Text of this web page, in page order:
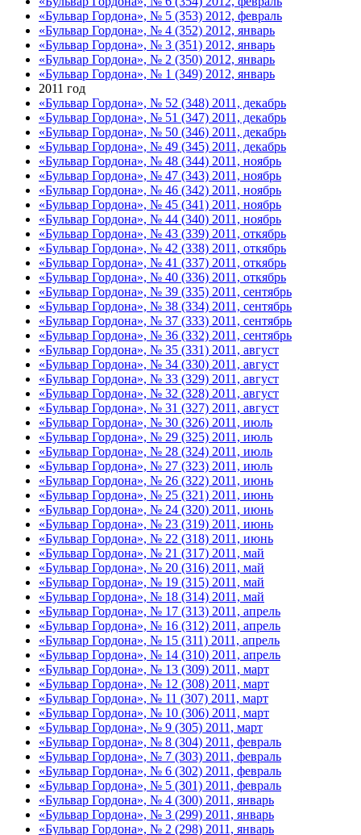
«Бульвар Гордона», № 5 (353) 2012, февраль
«Бульвар Гордона», № 4 (352) 2012, январь
«Бульвар Гордона», № 3 (351) 2012, январь
«Бульвар Гордона», № 2 (350) 2012, январь
«Бульвар Гордона», № 1 (349) 2012, январь
2011 год
«Бульвар Гордона», № 52 (348) 2011, декабрь
«Бульвар Гордона», № 51 (347) 2011, декабрь
«Бульвар Гордона», № 50 (346) 2011, декабрь
«Бульвар Гордона», № 49 (345) 2011, декабрь
«Бульвар Гордона», № 48 (344) 2011, ноябрь
«Бульвар Гордона», № 47 (343) 2011, ноябрь
«Бульвар Гордона», № 46 (342) 2011, ноябрь
«Бульвар Гордона», № 45 (341) 2011, ноябрь
«Бульвар Гордона», № 44 (340) 2011, ноябрь
«Бульвар Гордона», № 43 (339) 2011, откябрь
«Бульвар Гордона», № 42 (338) 2011, откябрь
«Бульвар Гордона», № 41 (337) 2011, откябрь
«Бульвар Гордона», № 40 (336) 2011, откябрь
«Бульвар Гордона», № 39 (335) 2011, сентябрь
«Бульвар Гордона», № 38 (334) 2011, сентябрь
«Бульвар Гордона», № 37 (333) 2011, сентябрь
«Бульвар Гордона», № 36 (332) 2011, сентябрь
«Бульвар Гордона», № 35 (331) 2011, август
«Бульвар Гордона», № 34 (330) 2011, август
«Бульвар Гордона», № 33 (329) 2011, август
«Бульвар Гордона», № 32 (328) 2011, август
«Бульвар Гордона», № 31 (327) 2011, август
«Бульвар Гордона», № 30 (326) 2011, июль
«Бульвар Гордона», № 29 (325) 2011, июль
«Бульвар Гордона», № 28 (324) 2011, июль
«Бульвар Гордона», № 27 (323) 2011, июль
«Бульвар Гордона», № 26 (322) 2011, июнь
«Бульвар Гордона», № 25 (321) 2011, июнь
«Бульвар Гордона», № 24 (320) 2011, июнь
«Бульвар Гордона», № 23 (319) 2011, июнь
«Бульвар Гордона», № 22 (318) 2011, июнь
«Бульвар Гордона», № 21 (317) 2011, май
«Бульвар Гордона», № 20 (316) 2011, май
«Бульвар Гордона», № 19 (315) 2011, май
«Бульвар Гордона», № 18 (314) 2011, май
«Бульвар Гордона», № 17 (313) 2011, апрель
«Бульвар Гордона», № 16 (312) 2011, апрель
«Бульвар Гордона», № 15 (311) 2011, апрель
«Бульвар Гордона», № 14 (310) 2011, апрель
«Бульвар Гордона», № 13 (309) 2011, март
«Бульвар Гордона», № 12 (308) 2011, март
«Бульвар Гордона», № 11 (307) 2011, март
«Бульвар Гордона», № 10 (306) 2011, март
«Бульвар Гордона», № 9 (305) 2011, март
«Бульвар Гордона», № 8 (304) 2011, февраль
«Бульвар Гордона», № 7 (303) 2011, февраль
«Бульвар Гордона», № 6 (302) 2011, февраль
«Бульвар Гордона», № 5 (301) 2011, февраль
«Бульвар Гордона», № 4 (300) 2011, январь
«Бульвар Гордона», № 3 (299) 2011, январь
«Бульвар Гордона», № 2 (298) 2011, январь